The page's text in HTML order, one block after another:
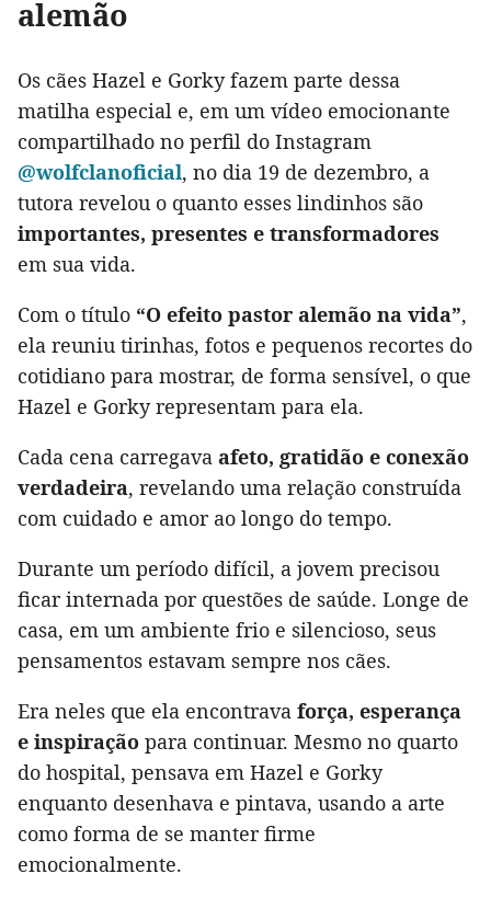
alemão
Os cães Hazel e Gorky fazem parte dessa
matilha especial e, em um vídeo emocionante
compartilhado no perfil do Instagram
@wolfclanoficial, no dia 19 de dezembro, a
tutora revelou o quanto esses lindinhos são
importantes, presentes e transformadores
em sua vida.
Com o título “O efeito pastor alemão na vida”,
ela reuniu tirinhas, fotos e pequenos recortes do
cotidiano para mostrar, de forma sensível, o que
Hazel e Gorky representam para ela.
Cada cena carregava afeto, gratidão e conexão
verdadeira, revelando uma relação construída
com cuidado e amor ao longo do tempo.
Durante um período difícil, a jovem precisou
ficar internada por questões de saúde. Longe de
casa, em um ambiente frio e silencioso, seus
pensamentos estavam sempre nos cães.
Era neles que ela encontrava força, esperança
e inspiração para continuar. Mesmo no quarto
do hospital, pensava em Hazel e Gorky
enquanto desenhava e pintava, usando a arte
como forma de se manter firme
emocionalmente.